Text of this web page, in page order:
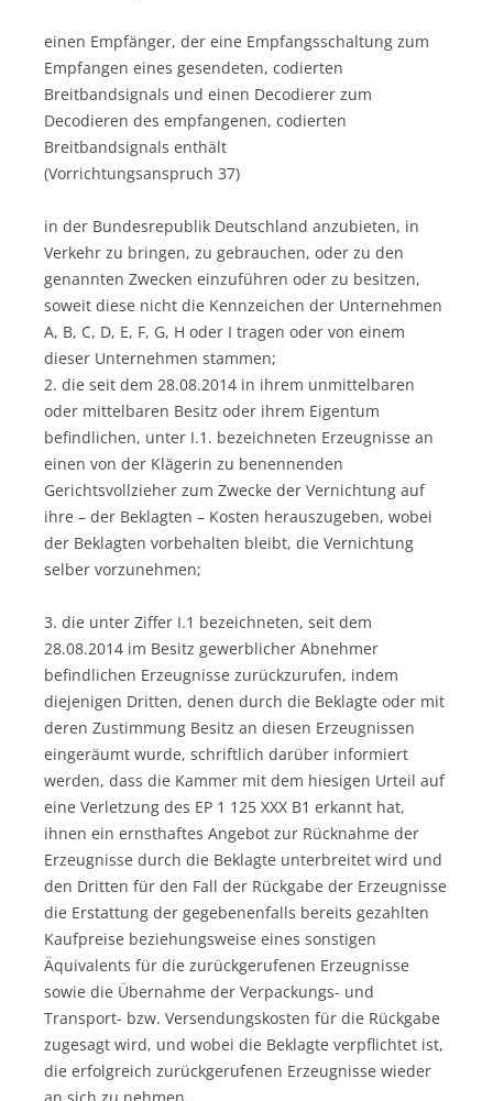
einen Empfänger, der eine Empfangsschaltung zum
Empfangen eines gesendeten, codierten
Breitbandsignals und einen Decodierer zum
Decodieren des empfangenen, codierten
Breitbandsignals enthält
(Vorrichtungsanspruch 37)
in der Bundesrepublik Deutschland anzubieten, in
Verkehr zu bringen, zu gebrauchen, oder zu den
genannten Zwecken einzuführen oder zu besitzen,
soweit diese nicht die Kennzeichen der Unternehmen
A, B, C, D, E, F, G, H oder I tragen oder von einem
dieser Unternehmen stammen;
2. die seit dem 28.08.2014 in ihrem unmittelbaren
oder mittelbaren Besitz oder ihrem Eigentum
befindlichen, unter I.1. bezeichneten Erzeugnisse an
einen von der Klägerin zu benennenden
Gerichtsvollzieher zum Zwecke der Vernichtung auf
ihre – der Beklagten – Kosten herauszugeben, wobei
der Beklagten vorbehalten bleibt, die Vernichtung
selber vorzunehmen;
3. die unter Ziffer I.1 bezeichneten, seit dem
28.08.2014 im Besitz gewerblicher Abnehmer
befindlichen Erzeugnisse zurückzurufen, indem
diejenigen Dritten, denen durch die Beklagte oder mit
deren Zustimmung Besitz an diesen Erzeugnissen
eingeräumt wurde, schriftlich darüber informiert
werden, dass die Kammer mit dem hiesigen Urteil auf
eine Verletzung des EP 1 125 XXX B1 erkannt hat,
ihnen ein ernsthaftes Angebot zur Rücknahme der
Erzeugnisse durch die Beklagte unterbreitet wird und
den Dritten für den Fall der Rückgabe der Erzeugnisse
die Erstattung der gegebenenfalls bereits gezahlten
Kaufpreise beziehungsweise eines sonstigen
Äquivalents für die zurückgerufenen Erzeugnisse
sowie die Übernahme der Verpackungs- und
Transport- bzw. Versendungskosten für die Rückgabe
zugesagt wird, und wobei die Beklagte verpflichtet ist,
die erfolgreich zurückgerufenen Erzeugnisse wieder
an sich zu nehmen.